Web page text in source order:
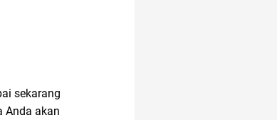
sekarang
Anda akan